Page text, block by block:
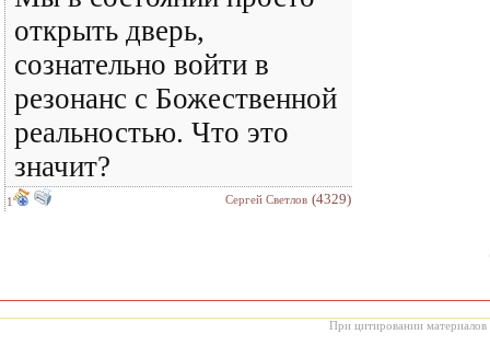
открыть дверь,
сознательно войти в
резонанс с Божественной
реальностью. Что это
значит?
1 Сергей Светлов (4329)
При цитировании материалов